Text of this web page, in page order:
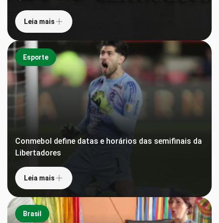
Leia mais
Esporte
Conmebol define datas e horários das semifinais da
Libertadores
Leia mais
Brasil